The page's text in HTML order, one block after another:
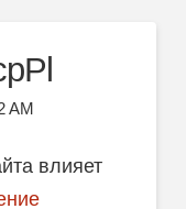
AM
влияет